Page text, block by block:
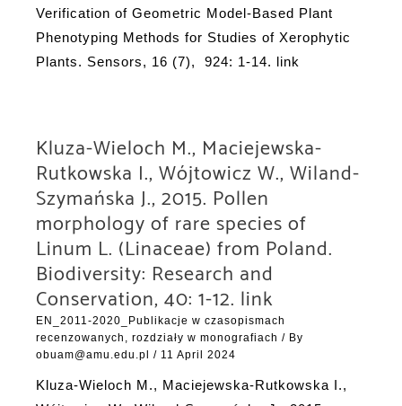
Verification of Geometric Model-Based Plant
Phenotyping Methods for Studies of Xerophytic
Plants. Sensors, 16 (7), 924: 1-14. link
Kluza-Wieloch M., Maciejewska-
Rutkowska I., Wójtowicz W., Wiland-
Szymańska J., 2015. Pollen
morphology of rare species of
Linum L. (Linaceae) from Poland.
Biodiversity: Research and
Conservation, 40: 1-12. link
EN_2011-2020_Publikacje w czasopismach
recenzowanych, rozdziały w monografiach / By
obuam@amu.edu.pl
/ 11 April 2024
Kluza-Wieloch M., Maciejewska-Rutkowska I.,